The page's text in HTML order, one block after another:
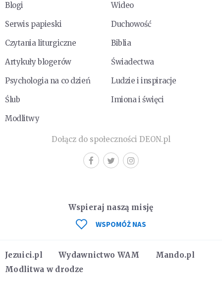
Blogi
Wideo
Serwis papieski
Duchowość
Czytania liturgiczne
Biblia
Artykuły blogerów
Świadectwa
Psychologia na co dzień
Ludzie i inspiracje
Ślub
Imiona i święci
Modlitwy
Dołącz do społeczności DEON.pl
Jezuici.pl Wydawnictwo WAM
Mando.pl
Modlitwa w drodze
Wspieraj naszą misję
WSPOMÓŻ NAS